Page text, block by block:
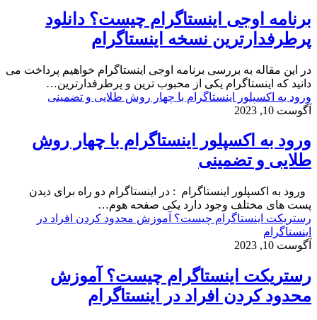
برنامه اوجی اينستاگرام چیست؟ دانلود
پرطرفدارترین نسخه اینستاگرام
در این مقاله به بررسی برنامه اوجی اینستاگرام خواهیم پرداخت می
دانید که اینستاگرام یکی از محبوب ترین و پرطرفدارترین…
ورود به اکسپلور اینستاگرام با چهار روش طلایی و تضمینی
آگوست 10, 2023
ورود به اکسپلور اینستاگرام با چهار روش
طلایی و تضمینی
ورود به اکسپلور اینستاگرام : در اینستاگرام دو راه برای دیدن
پست های مختلف وجود دارد یکی صفحه هوم…
رستریکت اینستاگرام چیست؟ آموزش محدود کردن افراد در
اینستاگرام
آگوست 10, 2023
رستریکت اینستاگرام چیست؟ آموزش
محدود کردن افراد در اینستاگرام